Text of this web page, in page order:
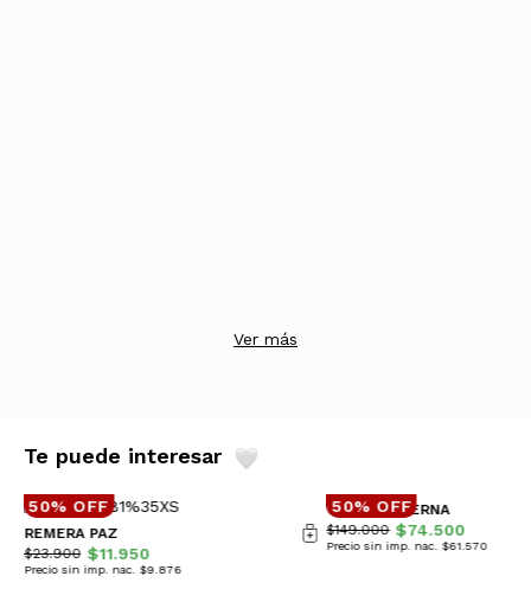
Ver más
Te puede interesar
50% OFF
REMERA PAZ
$23.900 $11.950
Precio sin imp. nac. $9.876
50% OFF
CAMPERA BERNA
$149.000 $74.500
Precio sin imp. nac. $61.570